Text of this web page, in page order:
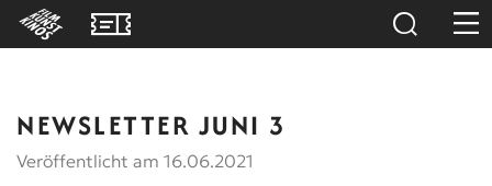
NEWSLETTER JUNI 3
Veröffentlicht am 16.06.2021